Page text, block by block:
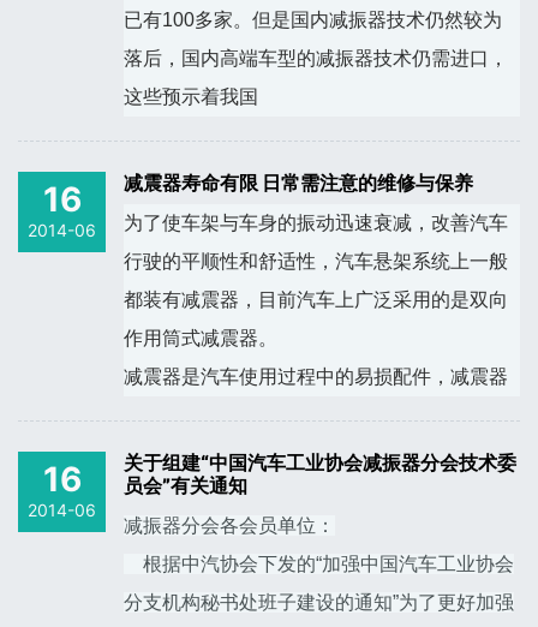
已有100多家。但是国内减振器技术仍然较为
落后，国内高端车型的减振器技术仍需进口，
这些预示着我国
16
2014-06
减震器寿命有限 日常需注意的维修与保养
为了使车架与车身的振动迅速衰减，改善汽车
行驶的平顺性和舒适性，汽车悬架系统上一般
都装有减震器，目前汽车上广泛采用的是双向
作用筒式减震器。
减震器是汽车使用过程中的易损配件，减震器
16
2014-06
关于组建“中国汽车工业协会减振器分会技术委
员会”有关通知
减振器分会各会员单位：
根据中汽协会下发的“加强中国汽车工业协会
分支机构秘书处班子建设的通知”为了更好加强